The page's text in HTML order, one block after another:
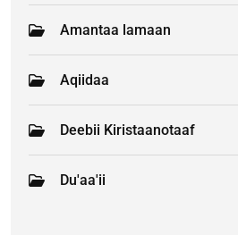
Amantaa lamaan
Aqiidaa
Deebii Kiristaanotaaf
Du'aa'ii